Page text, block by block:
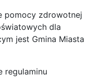
pomocy zdrowotnej
dla
jest Gmina Miasta
regulaminu